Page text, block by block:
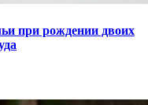
при рождении двоих